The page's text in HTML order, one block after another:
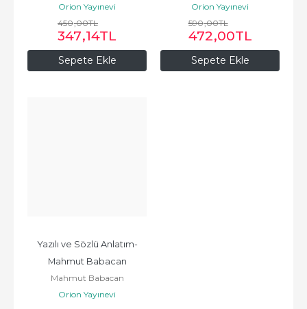
Sepete Ekle
Orion Yayınevi
450,00TL
347,14TL
Sepete Ekle
Orion Yayınevi
590,00TL
472,00TL
Yazılı ve Sözlü Anlatım-
Mahmut Babacan
Mahmut Babacan
Orion Yayınevi